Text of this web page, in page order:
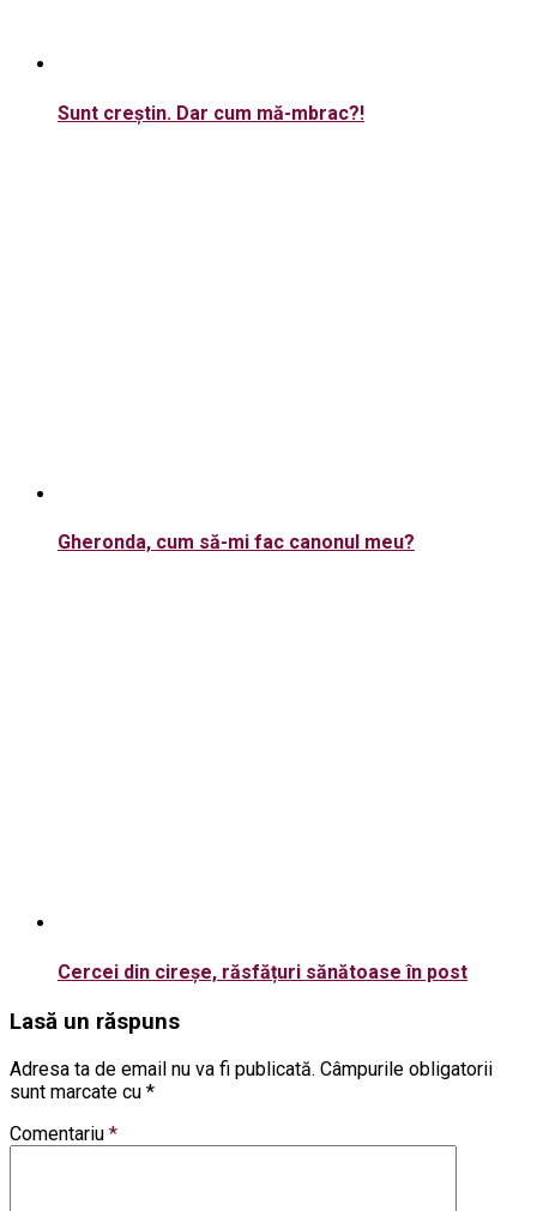
Sunt creștin. Dar cum mă-mbrac?!
Gheronda, cum să-mi fac canonul meu?
Cercei din cireșe, răsfățuri sănătoase în post
Lasă un răspuns
Adresa ta de email nu va fi publicată. Câmpurile obligatorii
sunt marcate cu *
Comentariu *